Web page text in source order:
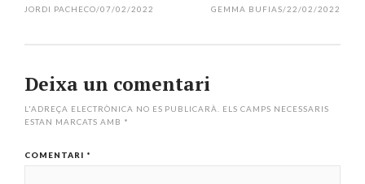
GEMMA BUFIAS/22/02/2022
JORDI PACHECO/07/02/2022
Deixa un comentari
L'ADREÇA ELECTRÒNICA NO ES PUBLICARÀ. ELS CAMPS NECESSARIS
ESTAN MARCATS AMB *
COMENTARI *